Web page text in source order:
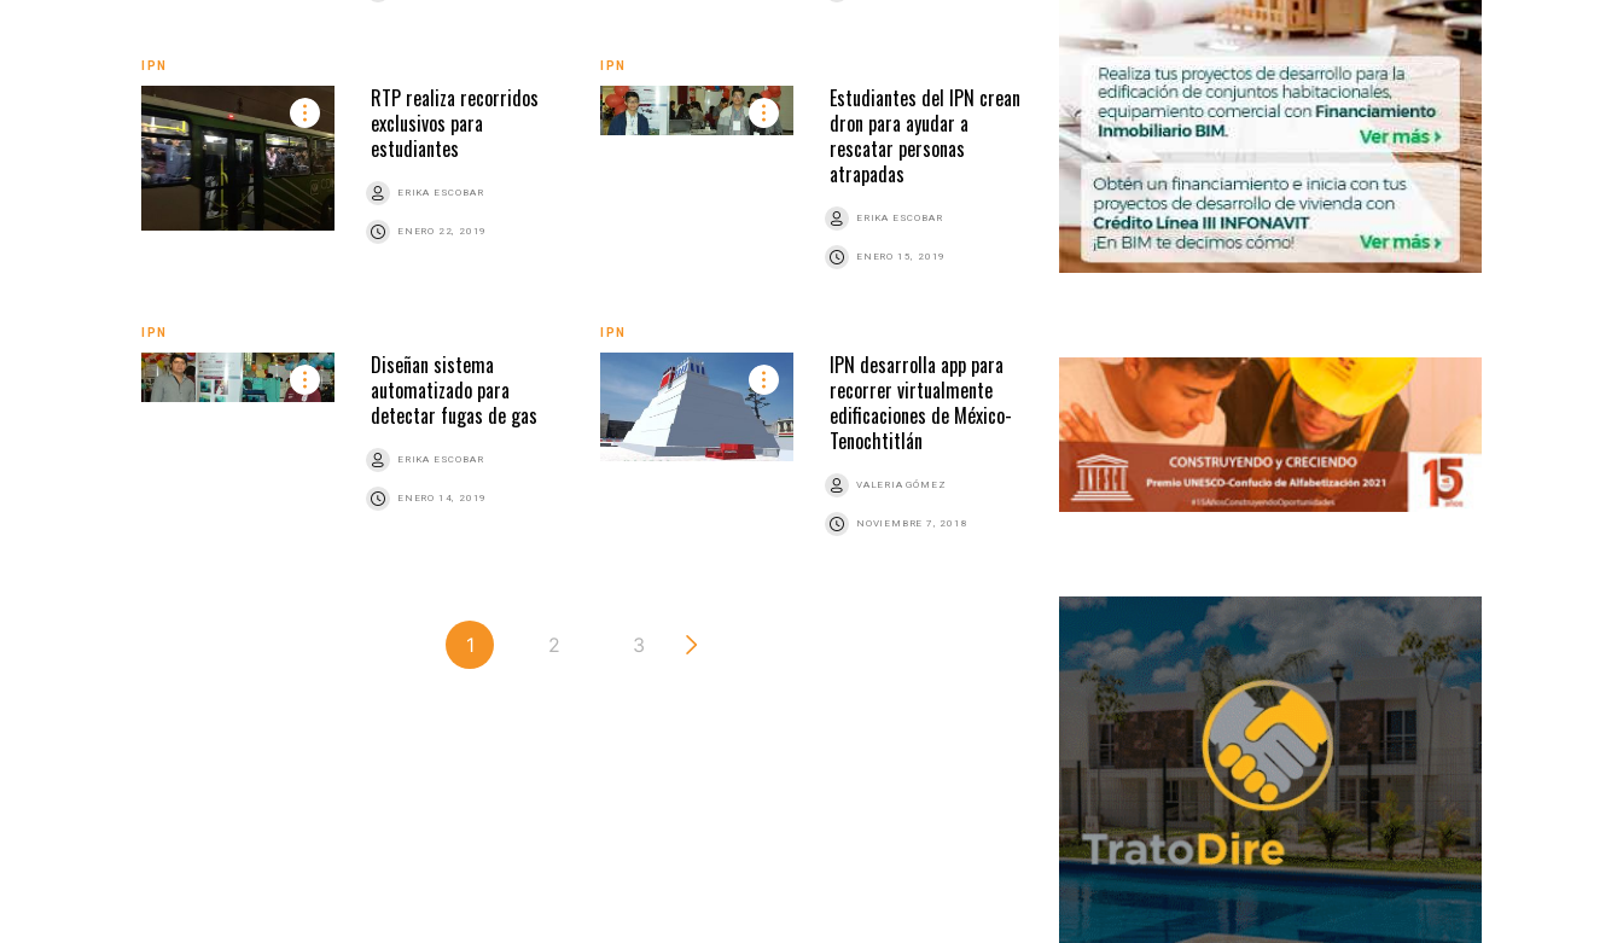
IPN
RTP realiza recorridos
exclusivos para
estudiantes
ERIKA ESCOBAR
ENERO 22, 2019
IPN
Estudiantes del IPN crean
dron para ayudar a
rescatar personas
atrapadas
ERIKA ESCOBAR
ENERO 15, 2019
IPN
Diseñan sistema
automatizado para
detectar fugas de gas
ERIKA ESCOBAR
ENERO 14, 2019
IPN
IPN desarrolla app para
recorrer virtualmente
edificaciones de México-
Tenochtitlán
VALERIA GÓMEZ
NOVIEMBRE 7, 2018
1 2 3